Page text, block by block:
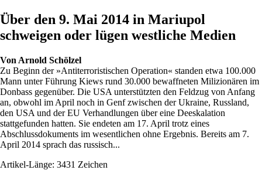
Über den 9. Mai 2014 in Mariupol
schweigen oder lügen westliche Medien
Von Arnold Schölzel
Zu Beginn der »Antiterroristischen Operation« standen etwa 100.000
Mann unter Führung Kiews rund 30.000 bewaffneten Milizionären im
Donbass gegenüber. Die USA unterstützten den Feldzug von Anfang
an, obwohl im April noch in Genf zwischen der Ukraine, Russland,
den USA und der EU Verhandlungen über eine Deeskalation
stattgefunden hatten. Sie endeten am 17. April trotz eines
Abschlussdokuments im wesentlichen ohne Ergebnis. Bereits am 7.
April 2014 sprach das russisch...
Artikel-Länge: 3431 Zeichen